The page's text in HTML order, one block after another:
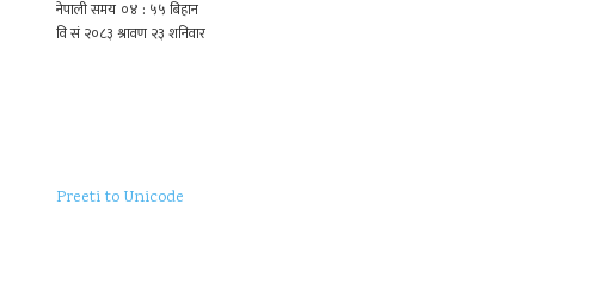
Preeti to Unicode